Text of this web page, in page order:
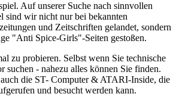
Auf unserer Suche nach sinnvollen
sind wir nicht nur bei bekannten
und Zeitschriften gelandet, sondern
"Anti Spice-Girls"-Seiten gestoßen.
zu probieren. Selbst wenn Sie technische
suchen - nahezu alles können Sie finden.
die ST- Computer & ATARI-Inside, die
und besucht werden kann.